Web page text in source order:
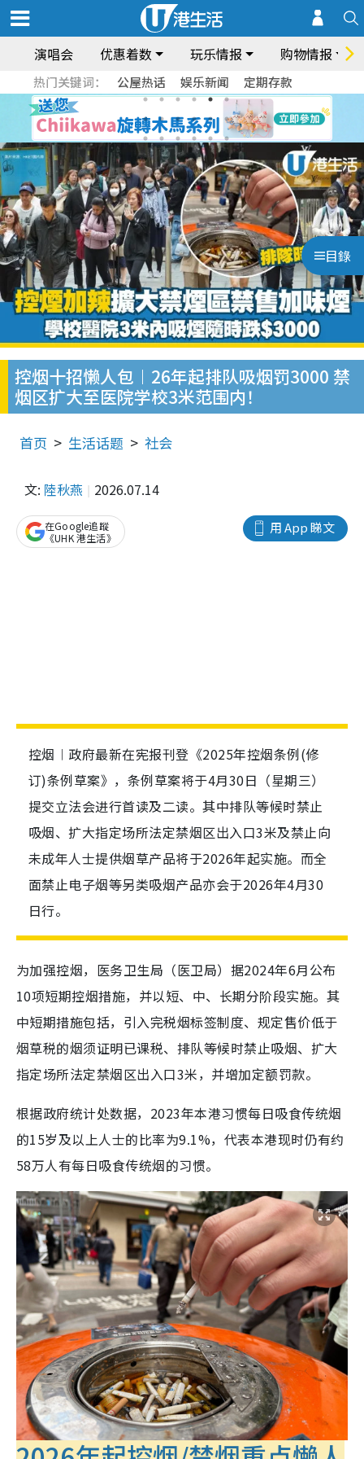
演唱会 优惠着数 玩乐情报 购物情报
热门关键词： 公屋热话 娱乐新闻 定期存款
目錄
控烟十招懒人包︱26年起排队吸烟罚3000 禁
烟区扩大至医院学校3米范围内！
首页 生活话题 社会
文: 陸秋燕 2026.07.14
用 App 睇文
在Google追蹤
《UHK 港生活》
控烟︱政府最新在宪报刊登《2025年控烟条例(修
订)条例草案》，条例草案将于4月30日（星期三）
提交立法会进行首读及二读。其中排队等候时禁止
吸烟、扩大指定场所法定禁烟区出入口3米及禁止向
未成年人士提供烟草产品将于2026年起实施。而全
面禁止电子烟等另类吸烟产品亦会于2026年4月30
日行。
为加强控烟，医务卫生局（医卫局）据2024年6月公布
10项短期控烟措施，并以短、中、长期分阶段实施。其
中短期措施包括，引入完税烟标签制度、规定售价低于
烟草税的烟须证明已课税、排队等候时禁止吸烟、扩大
指定场所法定禁烟区出入口3米，并增加定额罚款。
根据政府统计处数据，2023年本港习惯每日吸食传统烟
的15岁及以上人士的比率为9.1%，代表本港现时仍有约
58万人有每日吸食传统烟的习惯。